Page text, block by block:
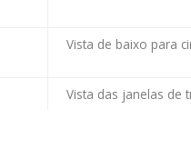
Vista de baixo para
Vista das janelas de